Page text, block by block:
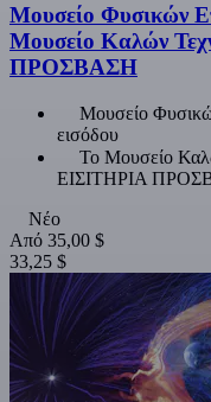
Μουσείο Φυσικών
Μουσείο Καλών
ΠΡΟΣΒΑΣΗ
Μουσείο
εισόδου
Το Μουσείο
ΕΙΣΙΤΗΡΙΑ
Νέο
Από 35,00 $
33,25 $